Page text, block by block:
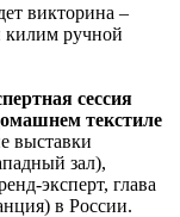
викторина –
килим ручной
сессия
текстиле
выставки
зал),
эксперт, глава
в России.